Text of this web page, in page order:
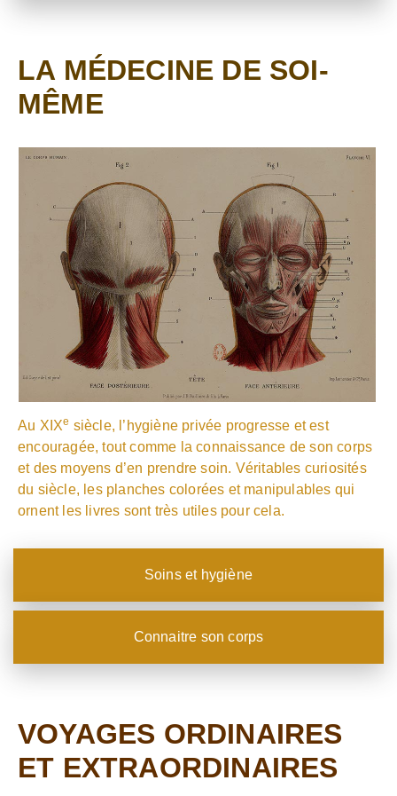
LA MÉDECINE DE SOI-
MÊME
Au XIXe siècle, l’hygiène privée progresse et est
encouragée, tout comme la connaissance de son corps
et des moyens d’en prendre soin. Véritables curiosités
du siècle, les planches colorées et manipulables qui
ornent les livres sont très utiles pour cela.
Soins et hygiène
Connaitre son corps
VOYAGES ORDINAIRES
ET EXTRAORDINAIRES